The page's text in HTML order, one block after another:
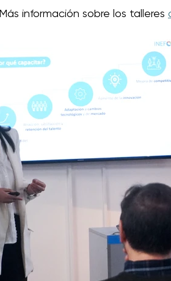
Más información sobre los talleres